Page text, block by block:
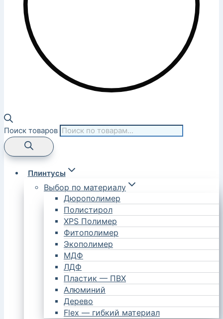
Поиск товаров
Плинтусы
Выбор по материалу
Дюрополимер
Полистирол
XPS Полимер
Фитополимер
Экополимер
МДФ
ЛДФ
Пластик — ПВХ
Алюминий
Дерево
Flex — гибкий материал